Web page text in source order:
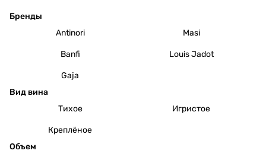
Бренды
Antinori
Masi
Banfi Louis Jadot
Gaja
Вид вина
Тихое
Игристое
Креплёное
Объем